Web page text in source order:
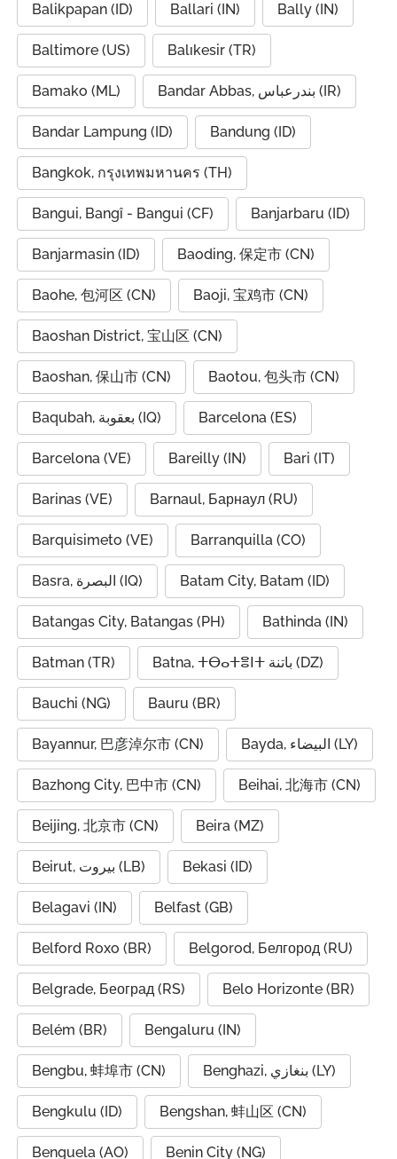
Balikpapan (ID) Ballari (IN) Bally (IN)
Baltimore (US) Balıkesir (TR)
Bamako (ML) Bandar Abbas, بندرعباس (IR)
Bandar Lampung (ID) Bandung (ID)
Bangkok, กรุงเทพมหานคร (TH)
Bangui, Bangî - Bangui (CF) Banjarbaru (ID)
Banjarmasin (ID) Baoding, 保定市 (CN)
Baohe, 包河区 (CN) Baoji, 宝鸡市 (CN)
Baoshan District, 宝山区 (CN)
Baoshan, 保山市 (CN) Baotou, 包头市 (CN)
Baqubah, بعقوبة (IQ) Barcelona (ES)
Barcelona (VE) Bareilly (IN) Bari (IT)
Barinas (VE) Barnaul, Барнаул (RU)
Barquisimeto (VE) Barranquilla (CO)
Basra, البصرة (IQ) Batam City, Batam (ID)
Batangas City, Batangas (PH) Bathinda (IN)
Batman (TR) Batna, ⵜⴱⴰⵜⴻⵏⵜ باتنة (DZ)
Bauchi (NG) Bauru (BR)
Bayannur, 巴彦淖尔市 (CN) Bayda, البيضاء (LY)
Bazhong City, 巴中市 (CN) Beihai, 北海市 (CN)
Beijing, 北京市 (CN) Beira (MZ)
Beirut, بيروت (LB) Bekasi (ID)
Belagavi (IN) Belfast (GB)
Belford Roxo (BR) Belgorod, Белгород (RU)
Belgrade, Београд (RS) Belo Horizonte (BR)
Belém (BR) Bengaluru (IN)
Bengbu, 蚌埠市 (CN) Benghazi, بنغازي (LY)
Bengkulu (ID) Bengshan, 蚌山区 (CN)
Benguela (AO) Benin City (NG)